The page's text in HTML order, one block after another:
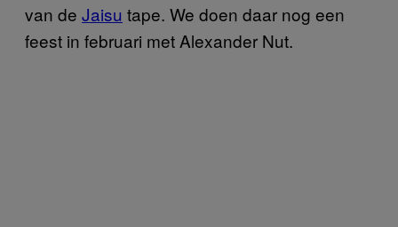
van de Jaisu tape. We doen daar nog een
feest in februari met Alexander Nut.